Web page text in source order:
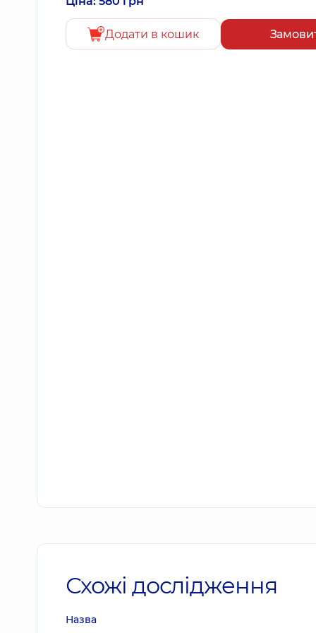
Додати в кошик
Схожі дослідження
Назва